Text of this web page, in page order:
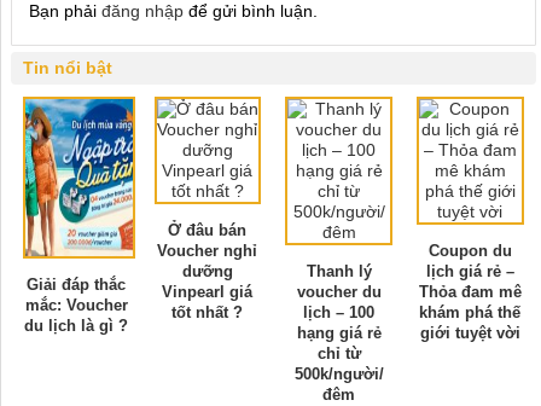
Bạn phải đăng nhập để gửi bình luận.
Tin nổi bật
Giải đáp thắc
mắc: Voucher
du lịch là gì ?
Ở đâu bán
Voucher nghỉ
dưỡng
Vinpearl giá
tốt nhất ?
Thanh lý
voucher du
lịch – 100
hạng giá rẻ
chỉ từ
500k/người/
đêm
Coupon du
lịch giá rẻ –
Thỏa đam mê
khám phá thế
giới tuyệt vời